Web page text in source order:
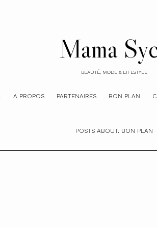
Mama
BEAUTÉ, MODE & LIFESTYLE
A PROPOS PARTENAIRES BON PLAN
POSTS ABOUT: BON PLAN